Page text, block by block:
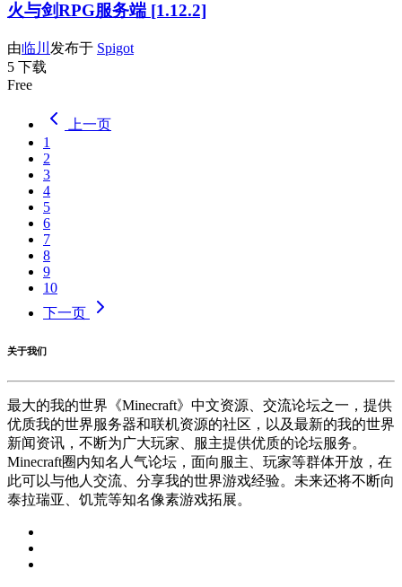
火与剑RPG服务端 [1.12.2]
由临川 发布于 Spigot
5 下载
Free
上一页
1
2
3
4
5
6
7
8
9
10
下一页
关于我们
最大的我的世界《Minecraft》中文资源、交流论坛之一，提供
优质我的世界服务器和联机资源的社区，以及最新的我的世界
新闻资讯，不断为广大玩家、服主提供优质的论坛服务。
Minecraft圈内知名人气论坛，面向服主、玩家等群体开放，在
此可以与他人交流、分享我的世界游戏经验。未来还将不断向
泰拉瑞亚、饥荒等知名像素游戏拓展。